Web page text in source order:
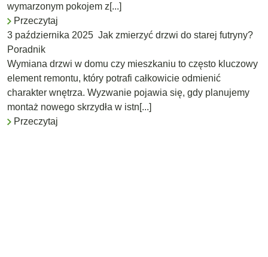
wymarzonym pokojem z[...]
Przeczytaj
3 października 2025 Jak zmierzyć drzwi do starej futryny?
Poradnik
Wymiana drzwi w domu czy mieszkaniu to często kluczowy
element remontu, który potrafi całkowicie odmienić
charakter wnętrza. Wyzwanie pojawia się, gdy planujemy
montaż nowego skrzydła w istn[...]
Przeczytaj